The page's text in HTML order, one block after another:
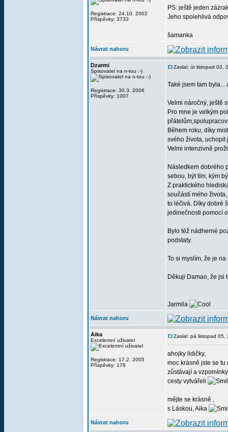
Registrace: 24.10. 2002
Příspěvky: 3733
PS: ještě jeden
Jeho spolehlivá
šamanka
Návrat nahoru
Dzarmi
Spisovatel na n-tou :-)
Registrace: 30.3. 2006
Příspěvky: 1007
Zaslal: út listopad 02,
Také jsem tam
Velmi náročný, ještě
Pro mne je velkým
Během roku, díky
svého života, uchopit
Velmi intenzivně
Následkem dobrého
sebou, být tím, kým
Z praktického
součástí mého
to léčivá. Díky dobré
jedinečnosti pomocí
Bylo též nádherné
podstaty.
To si myslím, že je
Děkuji Damao, že jsi
Jarmila
Návrat nahoru
Aika
Excelentní uživatel
Registrace: 17.2. 2005
Příspěvky: 176
Zaslal: pá listopad 05,
ahojky lidičky,
moc krásně jste se
zůstávají a
cesty vytvářeli
mějte se krásně ,
s Láskou, Aika
Návrat nahoru